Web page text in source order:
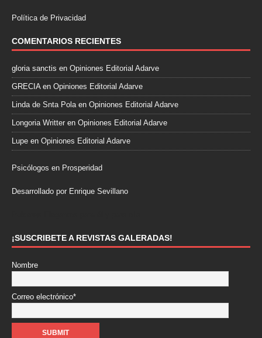
Política de Privacidad
COMENTARIOS RECIENTES
gloria sanctis en Opiniones Editorial Adarve
GRECIAen Opiniones Editorial Adarve
Linda de Snta Polaen Opiniones Editorial Adarve
Longoria Writter en Opiniones Editorial Adarve
Lupe en Opiniones Editorial Adarve
Psicólogos en Prosperidad
Desarrollado por Enrique Sevillano
¡SUSCRIBETE A REVISTAS GALERADAS!
Nombre
Correo electrónico*